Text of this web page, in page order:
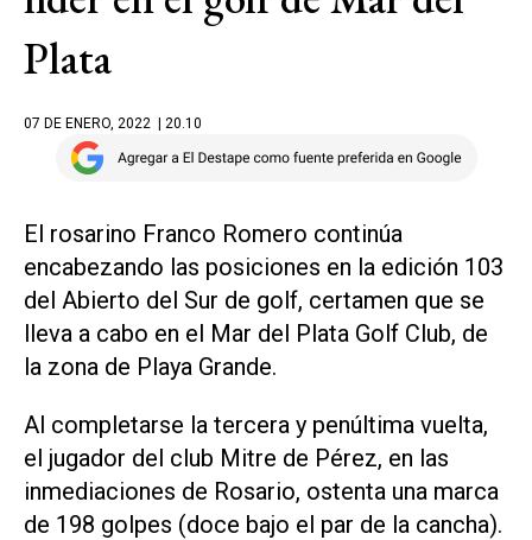
Plata
07 DE ENERO, 2022 | 20.10
El rosarino Franco Romero continúa
encabezando las posiciones en la edición 103
del Abierto del Sur de golf, certamen que se
lleva a cabo en el Mar del Plata Golf Club, de
la zona de Playa Grande.
Al completarse la tercera y penúltima vuelta,
el jugador del club Mitre de Pérez, en las
inmediaciones de Rosario, ostenta una marca
de 198 golpes (doce bajo el par de la cancha).